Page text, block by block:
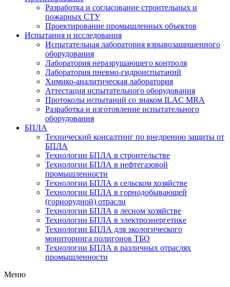
Разработка и согласование строительных и
пожарных СТУ
Проектирование промышленных объектов
Испытания и исследования
Испытательная лаборатория взрывозащищенного
оборудования
Лаборатория неразрушающего контроля
Лаборатория пневмо-гидроиспытаний
Химико-аналитическая лаборатория
Аттестация испытательного оборудования
Протоколы испытаний со знаком ILAC MRA
Разработка и изготовление испытательного
оборудования
БПЛА
Технический консалтинг по внедрению защиты от
БПЛА
Технологии БПЛА в строительстве
Технологии БПЛА в нефтегазовой
промышленности
Технологии БПЛА в сельском хозяйстве
Технологии БПЛА в горнодобывающей
(горнорудной) отрасли
Технологии БПЛА в лесном хозяйстве
Технологии БПЛА в электроэнергетике
Технологии БПЛА для экологического
мониторинга полигонов ТБО
Технологии БПЛА в различных отраслях
промышленности
Меню